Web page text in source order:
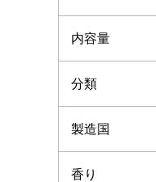
内容量
分類
製造国
香り